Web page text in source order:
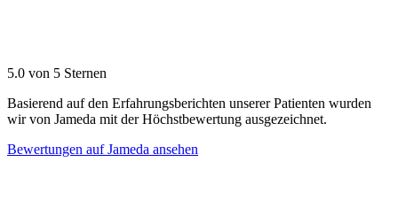
5.0 von 5 Sternen
Basierend auf den Erfahrungsberichten unserer Patienten wurden
wir von Jameda mit der Höchstbewertung ausgezeichnet.
Bewertungen auf Jameda ansehen